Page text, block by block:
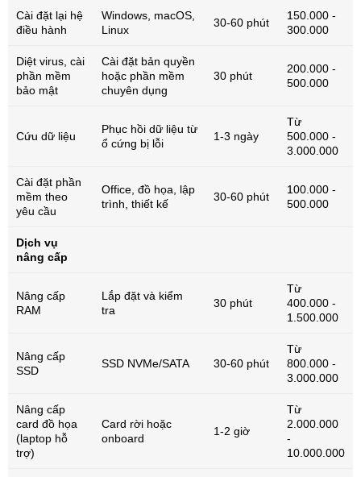
Cài đặt lại hệ
điều hành
Windows, macOS,
Linux
30-60 phút
150.000 -
300.000
Diệt virus, cài
phần mềm
bảo mật
Cài đặt bản quyền
hoặc phần mềm
chuyên dụng
30 phút
200.000 -
500.000
Cứu dữ liệu
Phục hồi dữ liệu từ
ổ cứng bị lỗi
1-3 ngày
Từ
500.000 -
3.000.000
Cài đặt phần
mềm theo
yêu cầu
Office, đồ họa, lập
trình, thiết kế
30-60 phút
100.000 -
500.000
Dịch vụ
nâng cấp
Nâng cấp
RAM
Lắp đặt và kiểm
tra
30 phút
Từ
400.000 -
1.500.000
Nâng cấp
SSD
SSD NVMe/SATA 30-60 phút
Từ
800.000 -
3.000.000
Nâng cấp
card đồ họa
(laptop hỗ
trợ)
Card rời hoặc
onboard
1-2 giờ
Từ
2.000.000
-
10.000.000